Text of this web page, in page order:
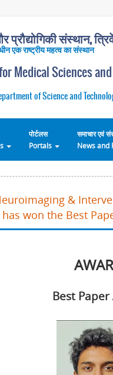
प्रौद्योगिकी संस्थान,
एक राष्ट्रीय महत्व का संस्थान
Medical Sciences and
of Science and
पोर्टलस
Portals
समाचार एवं
News and
&
won the Best
Best